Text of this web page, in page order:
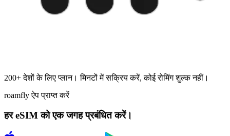
200+ देशों के लिए प्लान। मिनटों में सक्रिय करें, कोई रोमिंग शुल्क नहीं।
roamfly ऐप प्राप्त करें
हर eSIM को एक जगह प्रबंधित करें।